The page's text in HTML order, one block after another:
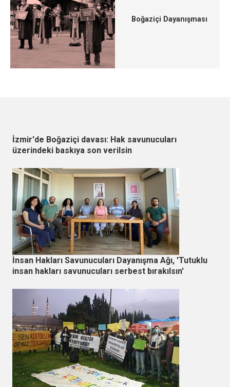
Boğaziçi Dayanışması
İzmir'de Boğaziçi davası: Hak savunucuları
üzerindeki baskıya son verilsin
İnsan Hakları Savunucuları Dayanışma Ağı, 'Tutuklu
insan hakları savunucuları serbest bırakılsın'